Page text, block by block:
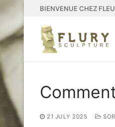
content
BIENVENUE CHEZ
21 JULY 2025